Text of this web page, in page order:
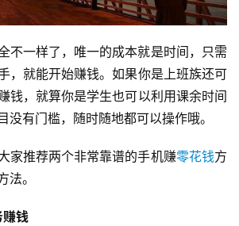
不一样了，唯一的成本就是时间，只需
，就能开始赚钱。如果你是上班族还可
钱，就算你是学生也可以利用课余时间
没有门槛，随时随地都可以操作哦。
家推荐两个非常靠谱的手机赚零花钱方
法。
赚钱